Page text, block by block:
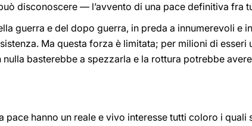
disconoscere — l’avvento di una pace definitiva fra
guerra e del dopo guerra, in preda a innumerevoli e
Ma questa forza è limitata; per milioni di esseri
basterebbe a spezzarla e la rottura potrebbe
hanno un reale e vivo interesse tutti coloro i quali